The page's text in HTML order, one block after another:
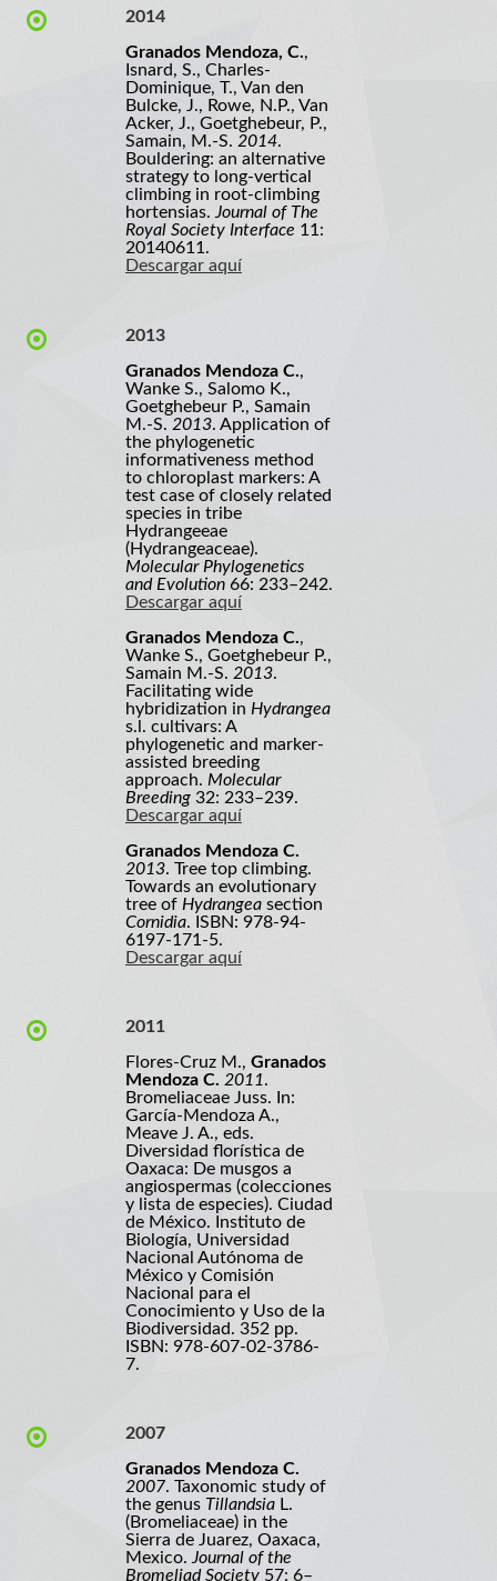
2014
Granados Mendoza, C.,
Isnard, S., Charles-
Dominique, T., Van den
Bulcke, J., Rowe, N.P., Van
Acker, J., Goetghebeur, P.,
Samain, M.-S. 2014.
Bouldering: an alternative
strategy to long-vertical
climbing in root-climbing
hortensias.Journal of The
Royal Society Interface 11:
20140611.
Descargar aquí
2013
Granados Mendoza C.,
Wanke S., Salomo K.,
Goetghebeur P., Samain
M.-S. 2013. Application of
the phylogenetic
informativeness method
to chloroplast markers: A
test case of closely related
species in tribe
Hydrangeeae
(Hydrangeaceae).
Molecular Phylogenetics
and Evolution 66: 233–242.
Descargar aquí
Granados Mendoza C.,
Wanke S., Goetghebeur P.,
Samain M.-S. 2013.
Facilitating wide
hybridization in Hydrangea
s.l. cultivars: A
phylogenetic and marker-
assisted breeding
approach. Molecular
Breeding 32: 233–239.
Descargar aquí
Granados Mendoza C.
2013. Tree top climbing.
Towards an evolutionary
tree of Hydrangea section
Cornidia. ISBN: 978-94-
6197-171-5.
Descargar aquí
2011
Flores-Cruz M., Granados
Mendoza C. 2011.
Bromeliaceae Juss. In:
García-Mendoza A.,
Meave J. A., eds.
Diversidad florística de
Oaxaca: De musgos a
angiospermas (colecciones
y lista de especies). Ciudad
de México. Instituto de
Biología, Universidad
Nacional Autónoma de
México y Comisión
Nacional para el
Conocimiento y Uso de la
Biodiversidad. 352 pp.
ISBN: 978-607-02-3786-
7.
2007
Granados Mendoza C.
2007. Taxonomic study of
the genus Tillandsia L.
(Bromeliaceae) in the
Sierra de Juarez, Oaxaca,
Mexico.Journal of the
Bromeliad Society 57: 6–